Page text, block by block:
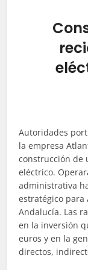
Autoridades
la empresa
construcción de
eléctrico.
administrativa
estratégico para
Andalucía. Las
en la inversión
euros y en la
directos,